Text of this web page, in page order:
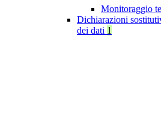
Monitoraggio
Dichiarazioni
dei dati 1